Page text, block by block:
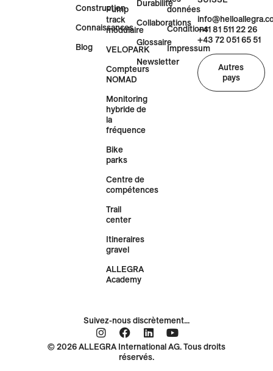
Construction
Connaissances
Blog
Pump
track
modulaire
VELOPARK
Compteurs
NOMAD
Monitoring
hybride de
la
fréquence
Bike
parks
Centre de
compétences
Trail
center
Itineraires
gravel
ALLEGRA
Academy
Durabilité
Collaborations
Glossaire
Newsletter
données
Conditions
Impressum
+41 81 511 22 26
+43 72 051 65 51
Autres
pays
Suivez-nous discrètement...
© 2026 ALLEGRA International AG. Tous droits
réservés.